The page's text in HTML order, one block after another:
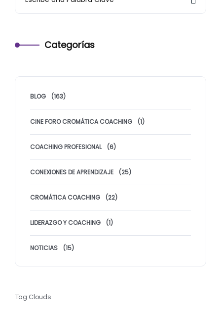
Categorías
BLOG (163)
CINE FORO CROMÁTICA COACHING (1)
COACHING PROFESIONAL (6)
CONEXIONES DE APRENDIZAJE (25)
CROMÁTICA COACHING (22)
LIDERAZGO Y COACHING (1)
NOTICIAS (15)
Tag Clouds